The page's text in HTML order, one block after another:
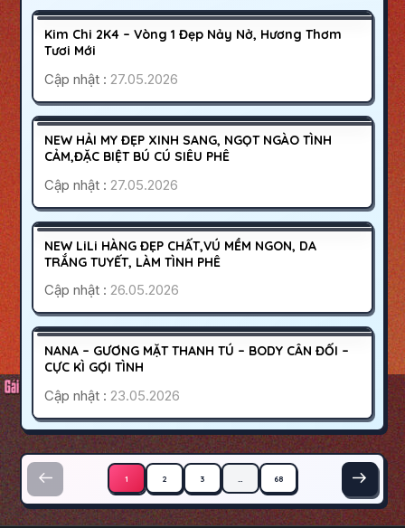
800K
HOẠT ĐỘNG
Kim Chi 2K4 – Vòng 1 Đẹp Nảy Nở, Hương Thơm
Tươi Mới
Cập nhật : 27.05.2026
700K
HOẠT ĐỘNG
NEW HẢI MY ĐẸP XINH SANG, NGỌT NGÀO TÌNH
CẢM,ĐẶC BIỆT BÚ CÚ SIÊU PHÊ
Cập nhật : 27.05.2026
HOẠT ĐỘNG
NEW LiLi HÀNG ĐẸP CHẤT,VÚ MỀM NGON, DA
TRẮNG TUYẾT, LÀM TÌNH PHÊ
Cập nhật :26.05.2026
700K
HOẠT ĐỘNG
NANA – GƯƠNG MẶT THANH TÚ – BODY CÂN ĐỐI –
CỰC KÌ GỢI TÌNH
Cập nhật :23.05.2026
Phân trang bài viết
1 2 3 68